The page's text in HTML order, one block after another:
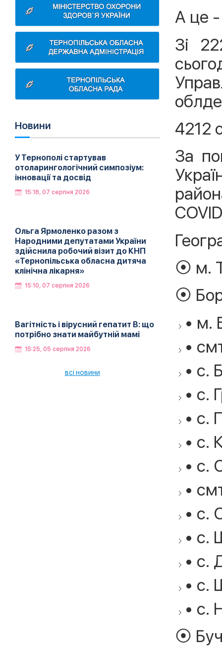
Новини
У Тернополі стартував
отоларингологічний симпозіум:
інновації та досвід
15:18, 07 серпня 2026
Ольга Ярмоленко разом з
Народними депутатами України
здійснила робочий візит до КНП
«Тернопільська обласна дитяча
клінічна лікарня»
15:10, 07 серпня 2026
Вагітність і вірусний гепатит В: що
потрібно знати майбутній мамі
15:25, 05 серпня 2026
всі новини
А це -
Зі
4212
За
⦿ м.
⦿
• м.
•
• с.
• с.
• с.
• с.
• с.
•
• с.
• с.
• с.
• с.
• с.
⦿